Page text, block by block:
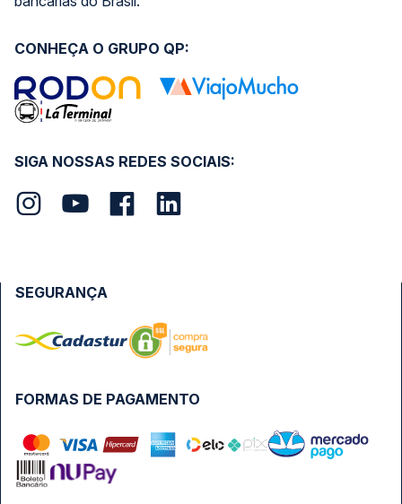
SIGA NOSSAS REDES SOCIAIS:
CONHEÇA O GRUPO QP:
FORMAS DE PAGAMENTO
SEGURANÇA